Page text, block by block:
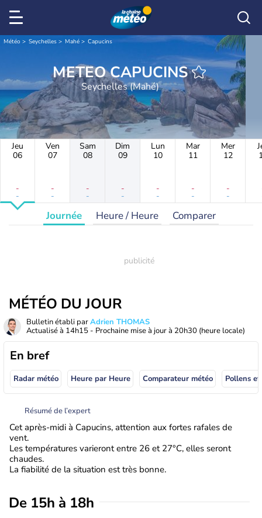
Météo Seychelles Mahé Capucins
METEO CAPUCINS
Seychelles (Mahé)
Jeu
06
-
-
Ven
07
-
-
Sam
08
-
-
Dim
09
-
-
Lun
10
-
-
Mar
11
-
-
Mer
12
-
-
Journée Heure / Heure Comparer
MÉTÉO DU JOUR
Bulletin établi parAdrien THOMAS
Actualisé à 14h15 - Prochaine mise à jour à 20h30 (heure locale)
En bref
Radar météo Heure par Heure Comparateur météo Pollens
Résumé de l’expert
Cet après-midi à Capucins, attention aux fortes rafales de
vent.
Les températures varieront entre 26 et 27°C, elles seront
chaudes.
La fiabilité de la situation est très bonne.
De 15h à 18h